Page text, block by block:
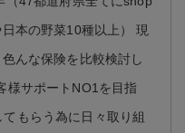
本の野菜10種以上） 現
んな保険を比較検討し
様サポートNO1を目指
もらう為に日々取り組